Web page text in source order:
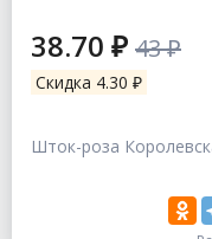
38.70 ₽ 43 ₽
Скидка 4.30 ₽
Шток-роза